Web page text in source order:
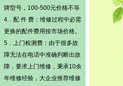
牌型号，100-500元价格不等
4．配 件 费：维修过程中必需
更换的配件费用按市场价格。
5． 上门检测费 ：由于很多故
障无法在电话中准确判断出故
障，要求上门维修，秉承10余
年维修经验，大企业推荐维修